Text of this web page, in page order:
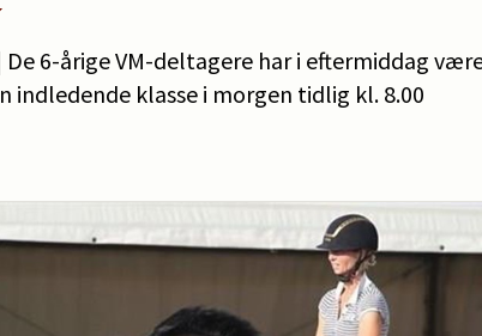
De 6-årige VM-deltagere har i eftermiddag
indledende klasse i morgen tidlig kl. 8.00